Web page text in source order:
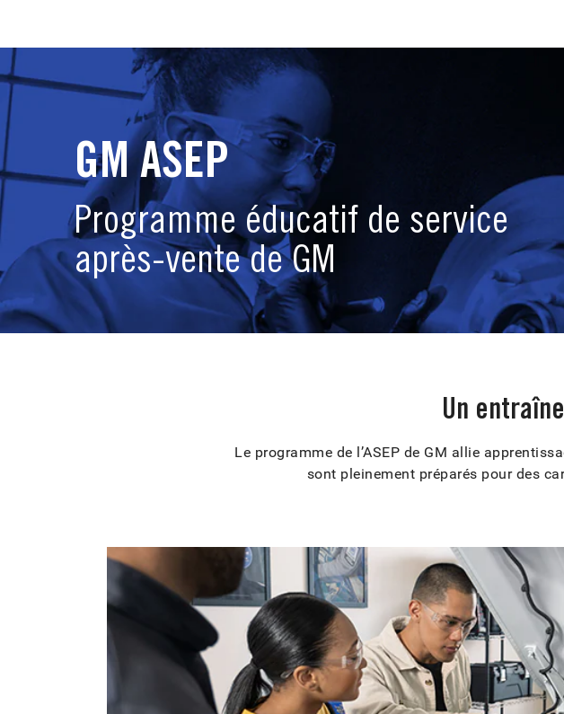
GM ASEP
Programme éducatif de service
après-vente de GM
Un
Le programme de l’ASEP de GM allie
sont pleinement préparés pour des